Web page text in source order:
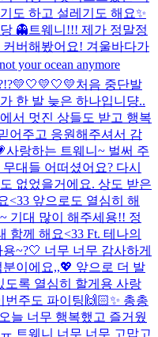
도 하고 설레기도 해요✨
👻 트웨니!!! 제가 정말정
버해봤어요! 겨울바다가
your ocean anymore
처음 중단발
한 발 늦은 하나입니댱..
서 멋진 상들도 받고 행복
어주고 응원해주셔서 감
사랑하는 트웨니~ 벌써 주
대들 어떠셨어요? 다시
없었을거에요. 상도 받은
<33 앞으로도 열심히 해
기대 많이 해주세용!! 정
함께 해요<33 Ft. 테나의
~?🤍 너무 너무 감사하게
이에요,,💖 앞으로 더 발
도록 열심히 할게용 사랑
주도 파이팅🙌🏻✨ 총총
늘 너무 행복했고 즐거웠
트웨니 너무 너무 고맙고